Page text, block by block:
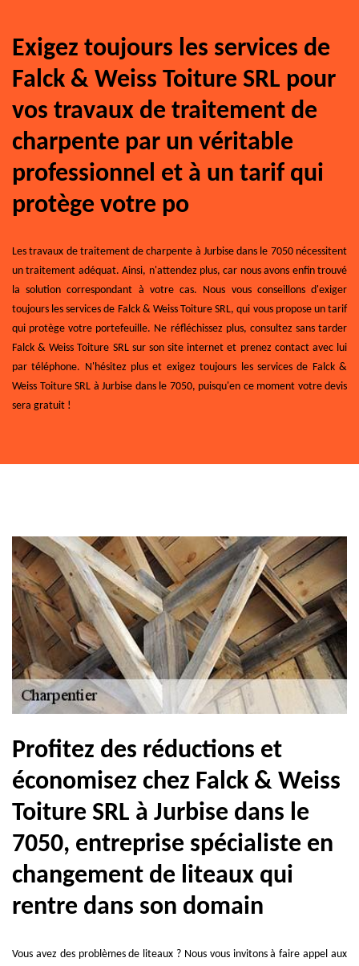
Exigez toujours les services de
Falck & Weiss Toiture SRL pour
vos travaux de traitement de
charpente par un véritable
professionnel et à un tarif qui
protège votre po
Les travaux de traitement de charpente à Jurbise dans le 7050 nécessitent
un traitement adéquat. Ainsi, n'attendez plus, car nous avons enfin trouvé
la solution correspondant à votre cas. Nous vous conseillons d'exiger
toujours les services de Falck & Weiss Toiture SRL, qui vous propose un tarif
qui protège votre portefeuille. Ne réfléchissez plus, consultez sans tarder
Falck & Weiss Toiture SRL sur son site internet et prenez contact avec lui
par téléphone. N'hésitez plus et exigez toujours les services de Falck &
Weiss Toiture SRL à Jurbise dans le 7050, puisqu'en ce moment votre devis
sera gratuit !
Profitez des réductions et
économisez chez Falck & Weiss
Toiture SRL à Jurbise dans le
7050, entreprise spécialiste en
changement de liteaux qui
rentre dans son domain
Vous avez des problèmes de liteaux ? Nous vous invitons à faire appel aux